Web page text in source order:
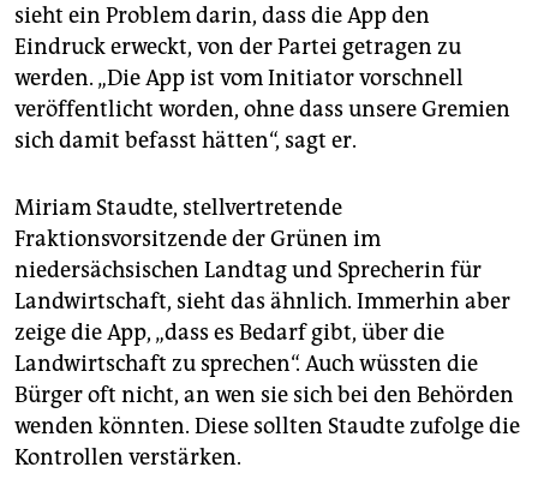
sieht ein Problem darin, dass die App den
Eindruck erweckt, von der Partei getragen zu
werden. „Die App ist vom Initiator vorschnell
veröffentlicht worden, ohne dass unsere Gremien
sich damit befasst hätten“, sagt er.
Miriam Staudte, stellvertretende
Fraktionsvorsitzende der Grünen im
niedersächsischen Landtag und Sprecherin für
Landwirtschaft, sieht das ähnlich. Immerhin aber
zeige die App, „dass es Bedarf gibt, über die
Landwirtschaft zu sprechen“. Auch wüssten die
Bürger oft nicht, an wen sie sich bei den Behörden
wenden könnten. Diese sollten Staudte zufolge die
Kontrollen verstärken.